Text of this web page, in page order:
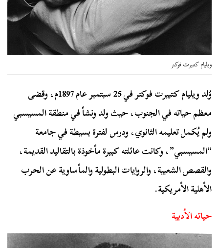
ويليام كتبيرت فوكنر
وُلد ويليام كتبيرت فوكنر في 25 سبتمبر عام 1897م، وقضى
معظم حياته في الجنوب، حيث ولد ونشأ في منطقة المسيسبي
ولم يُكمل تعليمه الثانوي، ودرس لفترة بسيطة في جامعة
“المسيسبي”، وكانت عائلته كبيرة مأخوذة بالتقاليد القديمة،
والقصص الشعبية، والروايات البطولية والمأساوية عن الحرب
الأهلية الأمريكية.
حياته الأدبية